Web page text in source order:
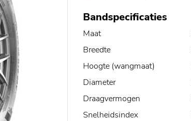
Bandspecificaties
Maat
Breedte
Hoogte (wangmaat)
Diameter
Draagvermogen
Snelheidsindex